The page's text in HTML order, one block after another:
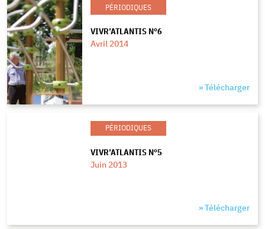
PÉRIODIQUES
VIVR’ATLANTIS N°6
Avril 2014
» Télécharger
PÉRIODIQUES
VIVR’ATLANTIS N°5
Juin 2013
» Télécharger